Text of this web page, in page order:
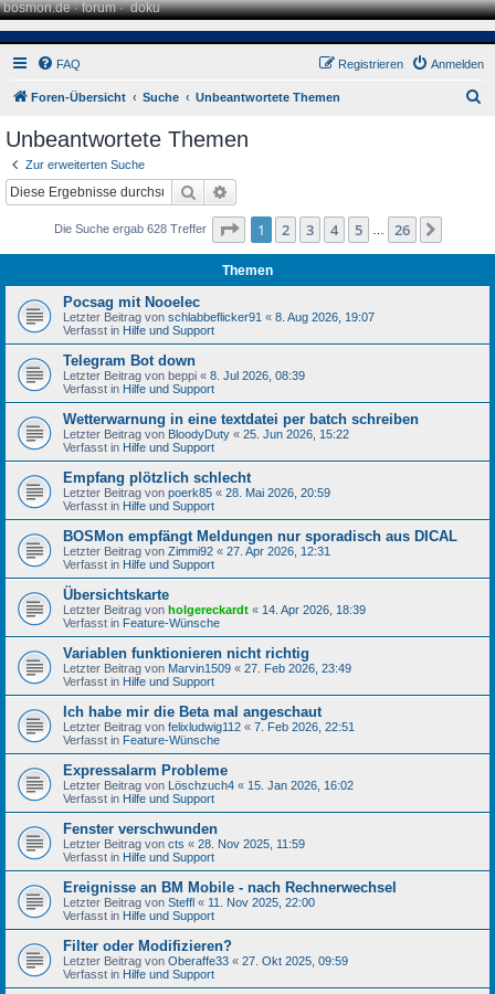
bosmon.de·forum·doku
FAQ Anmelden
Registrieren
Foren-Übersicht Suche Unbeantwortete Themen
Unbeantwortete Themen
Zur erweiterten Suche
Suche
Die Suche ergab 628 Treffer Seite 1von 26
1 2 3 4 5 26
Themen
Pocsag mit Nooelec
Letzter Beitrag von schlabbeflicker91 « 8. Aug 2026, 19:07
Verfasst in Hilfe und Support
Telegram Bot down
Letzter Beitrag von beppi « 8. Jul 2026, 08:39
Verfasst in Hilfe und Support
Wetterwarnung in eine textdatei per batch schreiben
Letzter Beitrag von BloodyDuty « 25. Jun 2026, 15:22
Verfasst in Hilfe und Support
Empfang plötzlich schlecht
Letzter Beitrag von poerk85 « 28. Mai 2026, 20:59
Verfasst in Hilfe und Support
BOSMon empfängt Meldungen nur sporadisch aus DICAL
Letzter Beitrag von Zimmi92 « 27. Apr 2026, 12:31
Verfasst in Hilfe und Support
Übersichtskarte
Letzter Beitrag von holgereckardt « 14. Apr 2026, 18:39
Verfasst in Feature-Wünsche
Variablen funktionieren nicht richtig
Letzter Beitrag von Marvin1509 « 27. Feb 2026, 23:49
Verfasst in Hilfe und Support
Ich habe mir die Beta mal angeschaut
Letzter Beitrag von felixludwig112 « 7. Feb 2026, 22:51
Verfasst in Feature-Wünsche
Expressalarm Probleme
Letzter Beitrag von Löschzuch4 « 15. Jan 2026, 16:02
Verfasst in Hilfe und Support
Fenster verschwunden
Letzter Beitrag von cts « 28. Nov 2025, 11:59
Verfasst in Hilfe und Support
Ereignisse an BM Mobile - nach Rechnerwechsel
Letzter Beitrag von Steffl « 11. Nov 2025, 22:00
Verfasst in Hilfe und Support
Filter oder Modifizieren?
Letzter Beitrag von Oberaffe33 « 27. Okt 2025, 09:59
Verfasst in Hilfe und Support